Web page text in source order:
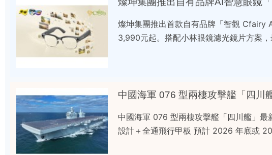
燦坤集團推出首款自有品牌「智觀 Cfairy
3,990元起。搭配小林眼鏡濾光鏡片方案
中國海軍 076 型兩棲攻擊艦「四川艦」
設計＋全通飛行甲板 預計 2026 年底或